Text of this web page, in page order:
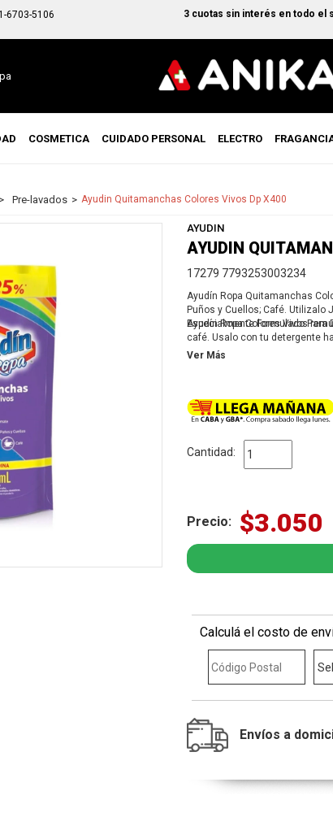
6703-5106 3 cuotas sin interés en todo el sitio
COSMETICA CUIDADO PERSONAL ELECTRO
Pre-lavados Ayudin Quitamanchas Colores Vivos Dp X400
AYUDIN
AYUDIN
17279 7793253003234
Ayudín Ropa Quitamanchas
Puños y Cuellos; Café. Utilizalo
Especialmente Formulado Para
Ayudín Ropa Colores Vivos
café. Usalo con tu detergente
para darle brillo a tus colores.
Ver Más
Cantidad:
Precio: $3.050
Calculá el costo de
Envíos a